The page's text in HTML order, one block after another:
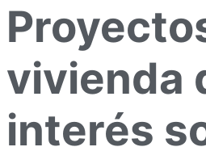
vivienda
interés